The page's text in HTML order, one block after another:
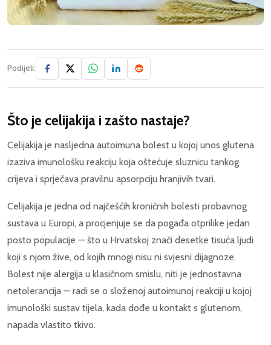
Podijeli:
Što je celijakija i zašto nastaje?
Celijakija je nasljedna autoimuna bolest u kojoj unos glutena
izaziva imunološku reakciju koja oštećuje sluznicu tankog
crijeva i sprječava pravilnu apsorpciju hranjivih tvari.
Celijakija je jedna od najčešćih kroničnih bolesti probavnog
sustava u Europi, a procjenjuje se da pogađa otprilike jedan
posto populacije — što u Hrvatskoj znači desetke tisuća ljudi
koji s njom žive, od kojih mnogi nisu ni svjesni dijagnoze.
Bolest nije alergija u klasičnom smislu, niti je jednostavna
netolerancija — radi se o složenoj autoimunoj reakciji u kojoj
imunološki sustav tijela, kada dođe u kontakt s glutenom,
napada vlastito tkivo.